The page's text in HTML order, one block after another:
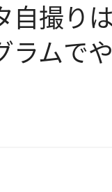
自撮り
ラムで